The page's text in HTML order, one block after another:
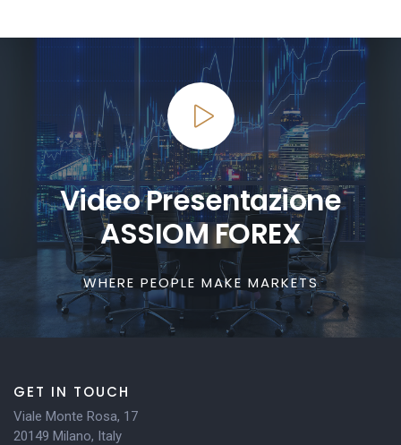
Video Presentazione
ASSIOM FOREX
WHERE PEOPLE MAKE MARKETS
GET IN TOUCH
Viale Monte Rosa, 17
20149 Milano, Italy